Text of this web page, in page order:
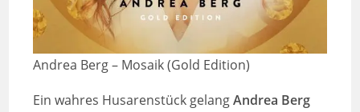
Andrea Berg – Mosaik (Gold Edition)
Ein wahres Husarenstück gelangAndrea Berg